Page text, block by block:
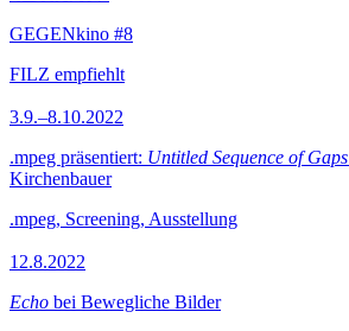
GEGENkino #8
FILZ empfiehlt
3.9.–8.10.2022
.mpeg präsentiert: Untitled Sequence of Gaps
Kirchenbauer
.mpeg, Screening, Ausstellung
12.8.2022
Echo bei Bewegliche Bilder